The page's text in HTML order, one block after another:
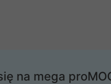
na mega